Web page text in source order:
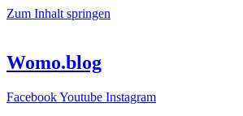
Zum Inhalt springen
Womo.blog
FacebookYoutube Instagram